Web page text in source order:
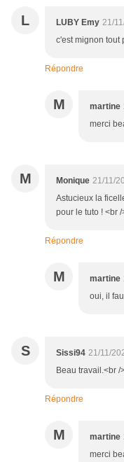
L LUBY Emy 21/
c'est mignon tout
Répondre
M martine
merci
M Monique 21/11/
Astucieux la
pour le tuto ! <br
Répondre
M martine
oui, il
S Sissi94 21/11/
Beau travail.<br /
Répondre
M martine
merci